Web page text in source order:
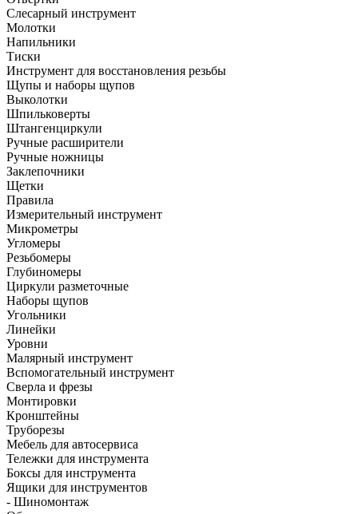
Слесарный инструмент
Молотки
Напильники
Тиски
Инструмент для восстановления резьбы
Щупы и наборы щупов
Выколотки
Шпильковерты
Штангенциркули
Ручные расширители
Ручные ножницы
Заклепочники
Щетки
Правила
Измерительный инструмент
Микрометры
Угломеры
Резьбомеры
Глубиномеры
Циркули разметочные
Наборы щупов
Угольники
Линейки
Уровни
Малярный инструмент
Вспомогательный инструмент
Сверла и фрезы
Монтировки
Кронштейны
Труборезы
Мебель для автосервиса
Тележки для инструмента
Боксы для инструмента
Ящики для инструментов
- Шиномонтаж